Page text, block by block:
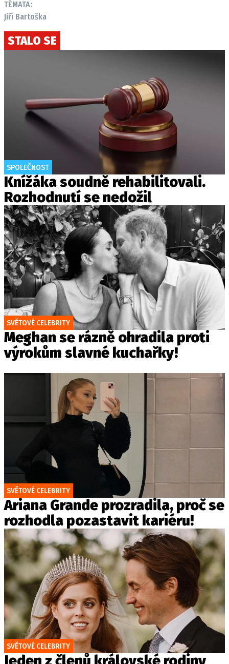
TÉMATA:
Jiří Bartoška
STALO SE
SPOLEČNOST
Knížáka soudně rehabilitovali.
Rozhodnutí se nedožil
SVĚTOVÉ CELEBRITY
Meghan se rázně ohradila proti
výrokům slavné kuchařky!
SVĚTOVÉ CELEBRITY
Ariana Grande prozradila, proč se
rozhodla pozastavit kariéru!
SVĚTOVÉ CELEBRITY